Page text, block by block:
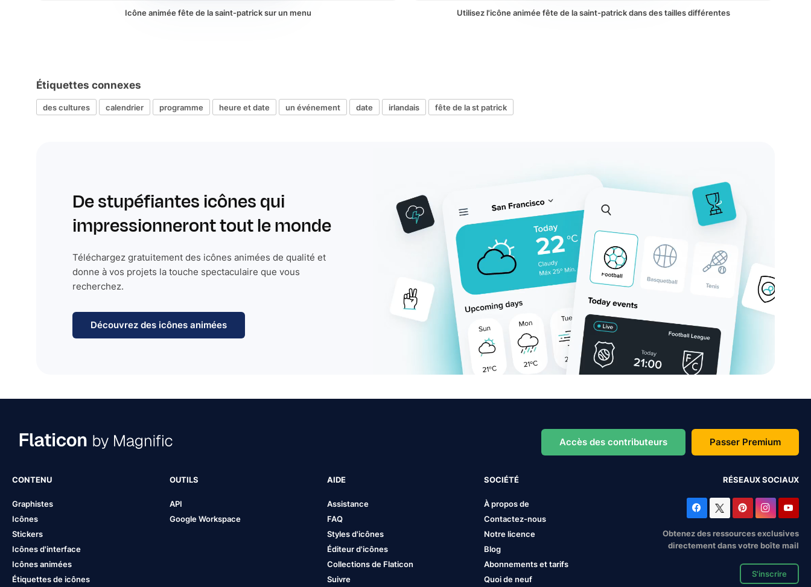
Icône animée fête de la saint-patrick sur un menu Utilisez l'icône animée fête de la saint-patrick dans des tailles différentes
Étiquettes connexes
des cultures calendrier programme heure et date un événement date irlandais fête de la st patrick
De stupéfiantes icônes qui
impressionneront tout le monde
Téléchargez gratuitement des icônes animées de qualité et
donne à vos projets la touche spectaculaire que vous
recherchez.
Découvrez des icônes animées
Accès des contributeurs Passer Premium
CONTENU
Graphistes
Icônes
Stickers
Icônes d'interface
Icônes animées
Étiquettes de icônes
OUTILS
API
Google Workspace
AIDE
Assistance
FAQ
Styles d'icônes
Éditeur d'icônes
Collections de Flaticon
Suivre
SOCIÉTÉ
À propos de
Contactez-nous
Notre licence
Blog
Abonnements et tarifs
Quoi de neuf
RÉSEAUX SOCIAUX
Obtenez des ressources exclusives
directement dans votre boîte mail
S'inscrire